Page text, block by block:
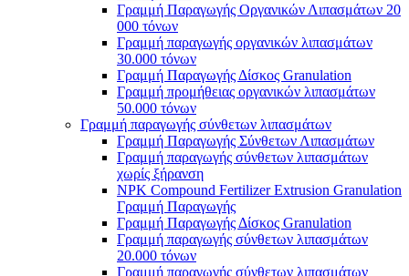
Γραμμή Παραγωγής Οργανικών Λιπασμάτων 20
000 τόνων
Γραμμή παραγωγής οργανικών λιπασμάτων
30.000 τόνων
Γραμμή Παραγωγής Δίσκος Granulation
Γραμμή προμήθειας οργανικών λιπασμάτων
50.000 τόνων
Γραμμή παραγωγής σύνθετων λιπασμάτων
Γραμμή Παραγωγής Σύνθετων Λιπασμάτων
Γραμμή παραγωγής σύνθετων λιπασμάτων
χωρίς ξήρανση
NPK Compound Fertilizer Extrusion Granulation
Γραμμή Παραγωγής
Γραμμή Παραγωγής Δίσκος Granulation
Γραμμή παραγωγής σύνθετων λιπασμάτων
20.000 τόνων
Γραμμή παραγωγής σύνθετων λιπασμάτων